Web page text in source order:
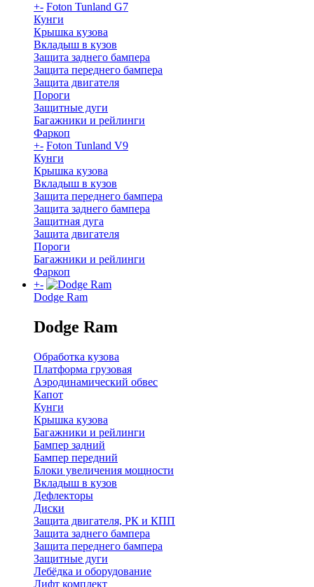
+- Foton Tunland G7
Кунги
Крышка кузова
Вкладыш в кузов
Защита заднего бампера
Защита переднего бампера
Защита двигателя
Пороги
Защитные дуги
Багажники и рейлинги
Фаркоп
+- Foton Tunland V9
Кунги
Крышка кузова
Вкладыш в кузов
Защита переднего бампера
Защита заднего бампера
Защитная дуга
Защита двигателя
Пороги
Багажники и рейлинги
Фаркоп
+-
Dodge Ram
Dodge Ram
Обработка кузова
Платформа грузовая
Аэродинамический обвес
Капот
Кунги
Крышка кузова
Багажники и рейлинги
Бампер задний
Бампер передний
Блоки увеличения мощности
Вкладыш в кузов
Дефлекторы
Диски
Защита двигателя, РК и КПП
Защита заднего бампера
Защита переднего бампера
Защитные дуги
Лебёдка и оборудование
Лифт комплект